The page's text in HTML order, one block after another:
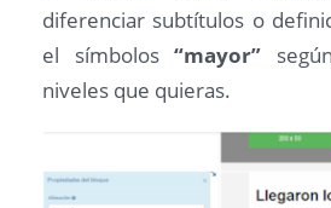
diferenciar subtítulos o
el símbolos“mayor”
niveles que quieras.